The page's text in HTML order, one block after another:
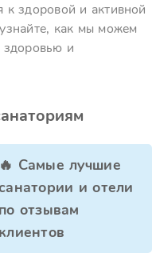
к здоровой и активной
как мы можем
здоровью и
🔥 Самые лучшие
и отели
по отзывам
клиентов